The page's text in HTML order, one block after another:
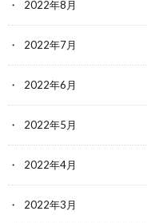
2022年8月
2022年7月
2022年6月
2022年5月
2022年4月
2022年3月